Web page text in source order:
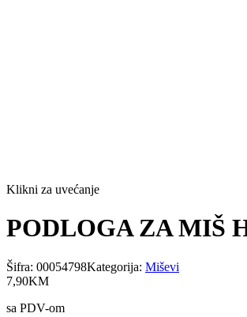
Klikni za uvećanje
PODLOGA ZA MIŠ
Šifra: 00054798Kategorija: Miševi
7,90KM
sa PDV-om